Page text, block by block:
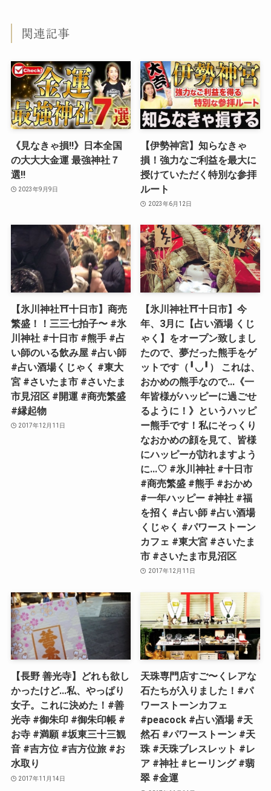
関連記事
《見なきゃ損‼︎》日本全国
の大大大金運 最強神社７
選‼︎
2023年9月9日
【伊勢神宮】知らなきゃ
損！強力なご利益を最大に
授けていただく特別な参拝
ルート
2023年6月12日
【氷川神社⛩十日市】商売
繁盛！！三三七拍子〜 #氷
川神社 #十日市 #熊手 #占
い師のいる飲み屋 #占い師
#占い酒場くじゃく #東大
宮 #さいたま市 #さいたま
市見沼区 #開運 #商売繁盛
#縁起物
2017年12月11日
【氷川神社⛩十日市】今
年、3月に【占い酒場 くじ
ゃく】をオープン致しまし
たので、夢だった熊手をゲ
ットです（╹◡╹） これは、
おかめの熊手なので…《一
年皆様がハッピーに過ごせ
るように！》というハッピ
ー熊手です！私にそっくり
なおかめの顔を見て、皆様
にハッピーが訪れますよう
に…♡ #氷川神社 #十日市
#商売繁盛 #熊手 #おかめ
#一年ハッピー #神社 #福
を招く #占い師 #占い酒場
くじゃく #パワーストーン
カフェ #東大宮 #さいたま
市 #さいたま市見沼区
2017年12月11日
【長野 善光寺】どれも欲し
かったけど…私、やっぱり
女子。これに決めた！#善
光寺 #御朱印 #御朱印帳 #
お寺 #満願 #坂東三十三観
音 #吉方位 #吉方位旅 #お
水取り
2017年11月14日
天珠専門店すご〜くレアな
石たちが入りました！#パ
ワーストーンカフェ
#peacock #占い酒場 #天
然石 #パワーストーン #天
珠 #天珠ブレスレット #レ
ア #神社 #ヒーリング #翡
翠 #金運